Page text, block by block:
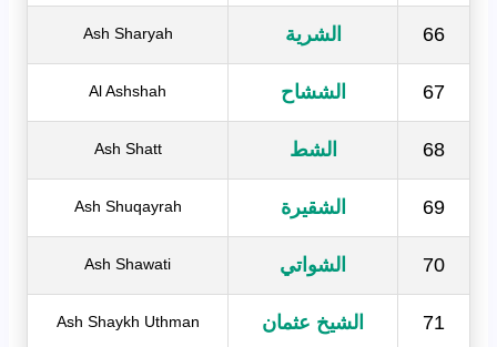
66 الشرية Ash Sharyah
67 الششاح Al Ashshah
68 الشط Ash Shatt
69 الشقيرة Ash Shuqayrah
70 الشواتي Ash Shawati
71 الشيخ عثمان Ash Shaykh Uthman